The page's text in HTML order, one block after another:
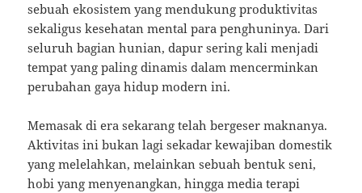
sebuah ekosistem yang mendukung produktivitas
sekaligus kesehatan mental para penghuninya. Dari
seluruh bagian hunian, dapur sering kali menjadi
tempat yang paling dinamis dalam mencerminkan
perubahan gaya hidup modern ini.
Memasak di era sekarang telah bergeser maknanya.
Aktivitas ini bukan lagi sekadar kewajiban domestik
yang melelahkan, melainkan sebuah bentuk seni,
hobi yang menyenangkan, hingga media terapi